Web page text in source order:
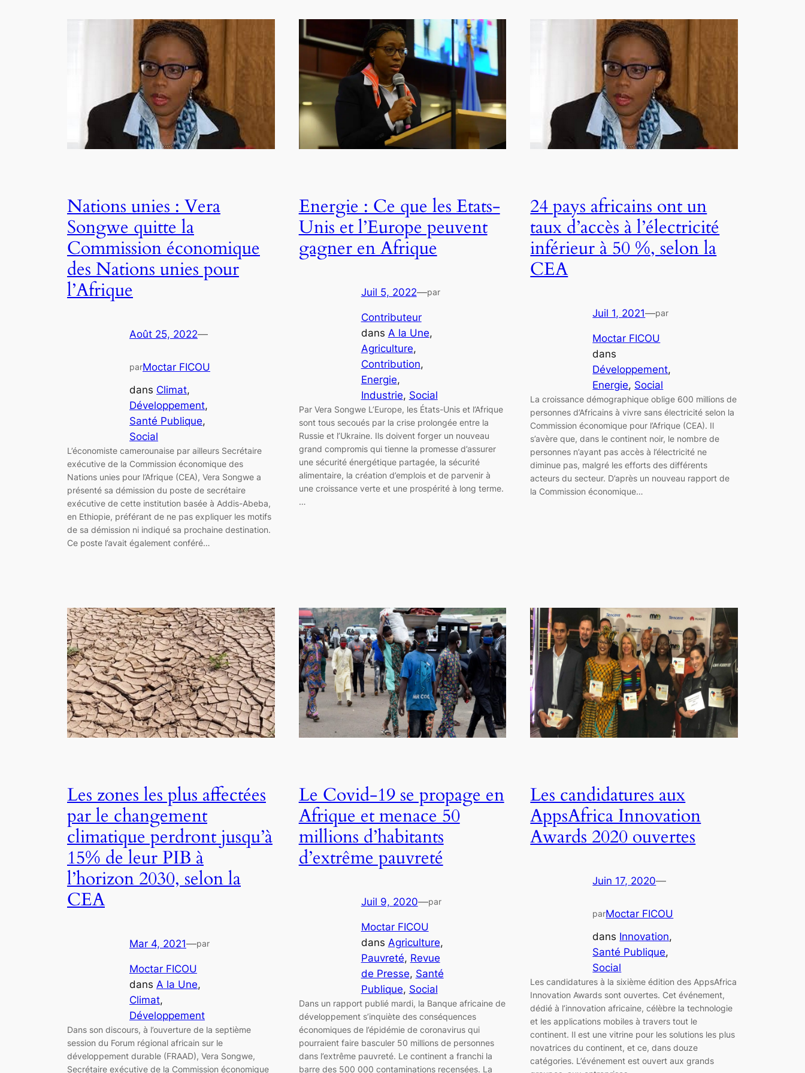
Nations unies : Vera
Songwe quitte la
Commission économique
des Nations unies pour
l’Afrique
Août 25, 2022—
parMoctar FICOU
dans Climat
Développement
Santé Publique
Social
L’économiste camerounaise par ailleurs Secrétaire
exécutive de la Commission économique des
Nations unies pour l’Afrique (CEA), Vera Songwe a
présenté sa démission du poste de secrétaire
exécutive de cette institution basée à Addis-Abeba,
en Ethiopie, préférant de ne pas expliquer les motifs
de sa démission ni indiqué sa prochaine destination.
Ce poste l’avait également conféré…
Energie : Ce que les Etats-
Unis et l’Europe peuvent
gagner en Afrique
Juil 5, 2022—par
Contributeur
dans A la Une
Agriculture
Contribution
Energie
Industrie, Social
Par Vera Songwe L’Europe, les États-Unis et l’Afrique
sont tous secoués par la crise prolongée entre la
Russie et l’Ukraine. Ils doivent forger un nouveau
grand compromis qui tienne la promesse d’assurer
une sécurité énergétique partagée, la sécurité
alimentaire, la création d’emplois et de parvenir à
une croissance verte et une prospérité à long terme.
…
24 pays africains ont un
taux d’accès à l’électricité
inférieur à 50 %, selon la
CEA
Juil 1, 2021—par
Moctar FICOU
dans
Développement
Energie, Social
La croissance démographique oblige 600 millions de
personnes d’Africains à vivre sans électricité selon la
Commission économique pour l’Afrique (CEA). Il
s’avère que, dans le continent noir, le nombre de
personnes n’ayant pas accès à l’électricité ne
diminue pas, malgré les efforts des différents
acteurs du secteur. D’après un nouveau rapport de
la Commission économique…
Les zones les plus affectées
par le changement
climatique perdront jusqu’à
15% de leur PIB à
l’horizon 2030, selon la
CEA
Mar 4, 2021—par
Moctar FICOU
dans A la Une
Climat
Développement
Dans son discours, à l’ouverture de la septième
session du Forum régional africain sur le
développement durable (FRAAD), Vera Songwe,
Secrétaire exécutive de la Commission économique
Le Covid-19 se propage en
Afrique et menace 50
millions d’habitants
d’extrême pauvreté
Juil 9, 2020—par
Moctar FICOU
dans Agriculture
Pauvreté, Revue
de Presse, Santé
Publique, Social
Dans un rapport publié mardi, la Banque africaine de
développement s’inquiète des conséquences
économiques de l’épidémie de coronavirus qui
pourraient faire basculer 50 millions de personnes
dans l’extrême pauvreté. Le continent a franchi la
barre des 500 000 contaminations recensées. La
Les candidatures aux
AppsAfrica Innovation
Awards 2020 ouvertes
Juin 17, 2020—
parMoctar FICOU
dans Innovation
Santé Publique
Social
Les candidatures à la sixième édition des AppsAfrica
Innovation Awards sont ouvertes. Cet événement,
dédié à l’innovation africaine, célèbre la technologie
et les applications mobiles à travers tout le
continent. Il est une vitrine pour les solutions les plus
novatrices du continent, et ce, dans douze
catégories. L’événement est ouvert aux grands